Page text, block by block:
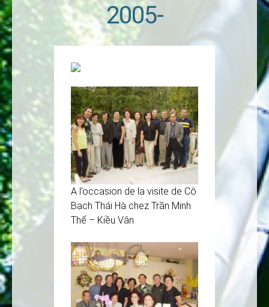
2005-
A l’occasion de la visite de Cô
Bạch Thái Hà chez Trần Minh
Thế – Kiều Vân